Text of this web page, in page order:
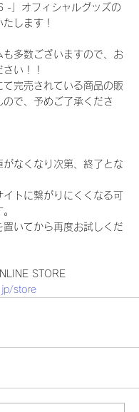
-」オフィシャルグッズの
します！
も多数ございますので、お
い！！
て完売されている商品の販
ので、予めご了承くださ
がなくなり次第、終了とな
イトに繋がりにくくなる可
置いてから再度お試しくだ
STORE
store